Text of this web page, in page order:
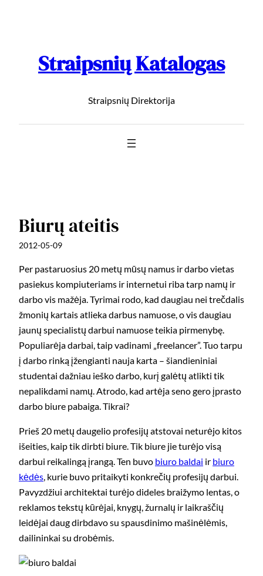
Straipsnių Katalogas
Straipsnių Direktorija
Biurų ateitis
2012-05-09
Per pastaruosius 20 metų mūsų namus ir darbo vietas
pasiekus kompiuteriams ir internetui riba tarp namų ir
darbo vis mažėja. Tyrimai rodo, kad daugiau nei trečdalis
žmonių kartais atlieka darbus namuose, o vis daugiau
jaunų specialistų darbui namuose teikia pirmenybę.
Populiarėja darbai, taip vadinami „freelancer”. Tuo tarpu
į darbo rinką įžengianti nauja karta – šiandieniniai
studentai dažniau ieško darbo, kurį galėtų atlikti tik
nepalikdami namų. Atrodo, kad artėja seno gero įprasto
darbo biure pabaiga. Tikrai?
Prieš 20 metų daugelio profesijų atstovai neturėjo kitos
išeities, kaip tik dirbti biure. Tik biure jie turėjo visą
darbui reikalingą įrangą. Ten buvo biuro baldai ir biuro
kėdės, kurie buvo pritaikyti konkrečių profesijų darbui.
Pavyzdžiui architektai turėjo dideles braižymo lentas, o
reklamos tekstų kūrėjai, knygų, žurnalų ir laikraščių
leidėjai daug dirbdavo su spausdinimo mašinėlėmis,
dailininkai su drobėmis.